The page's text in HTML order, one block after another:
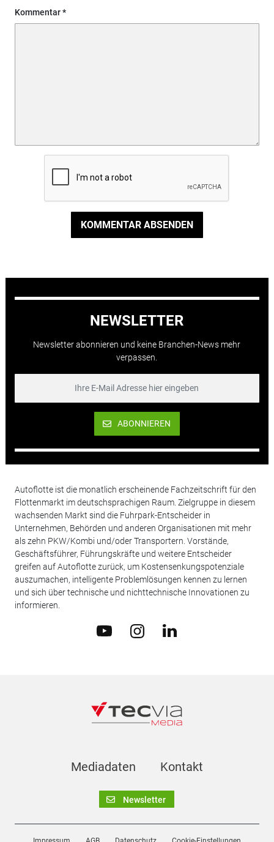
Kommentar
KOMMENTAR ABSENDEN
NEWSLETTER
Newsletter abonnieren und keine Branchen-News mehr
verpassen.
ABONNIEREN
Autoflotte ist die monatlich erscheinende Fachzeitschrift für den
Flottenmarkt im deutschsprachigen Raum. Zielgruppe in diesem
wachsenden Markt sind die Fuhrpark-Entscheider in
Unternehmen, Behörden und anderen Organisationen mit mehr
als zehn PKW/Kombi und/oder Transportern. Vorstände,
Geschäftsführer, Führungskräfte und weitere Entscheider
greifen auf Autoflotte zurück, um Kostensenkungspotenziale
auszumachen, intelligente Problemlösungen kennen zu lernen
und sich über technische und nichttechnische Innovationen zu
informieren.
Mediadaten Kontakt
Newsletter